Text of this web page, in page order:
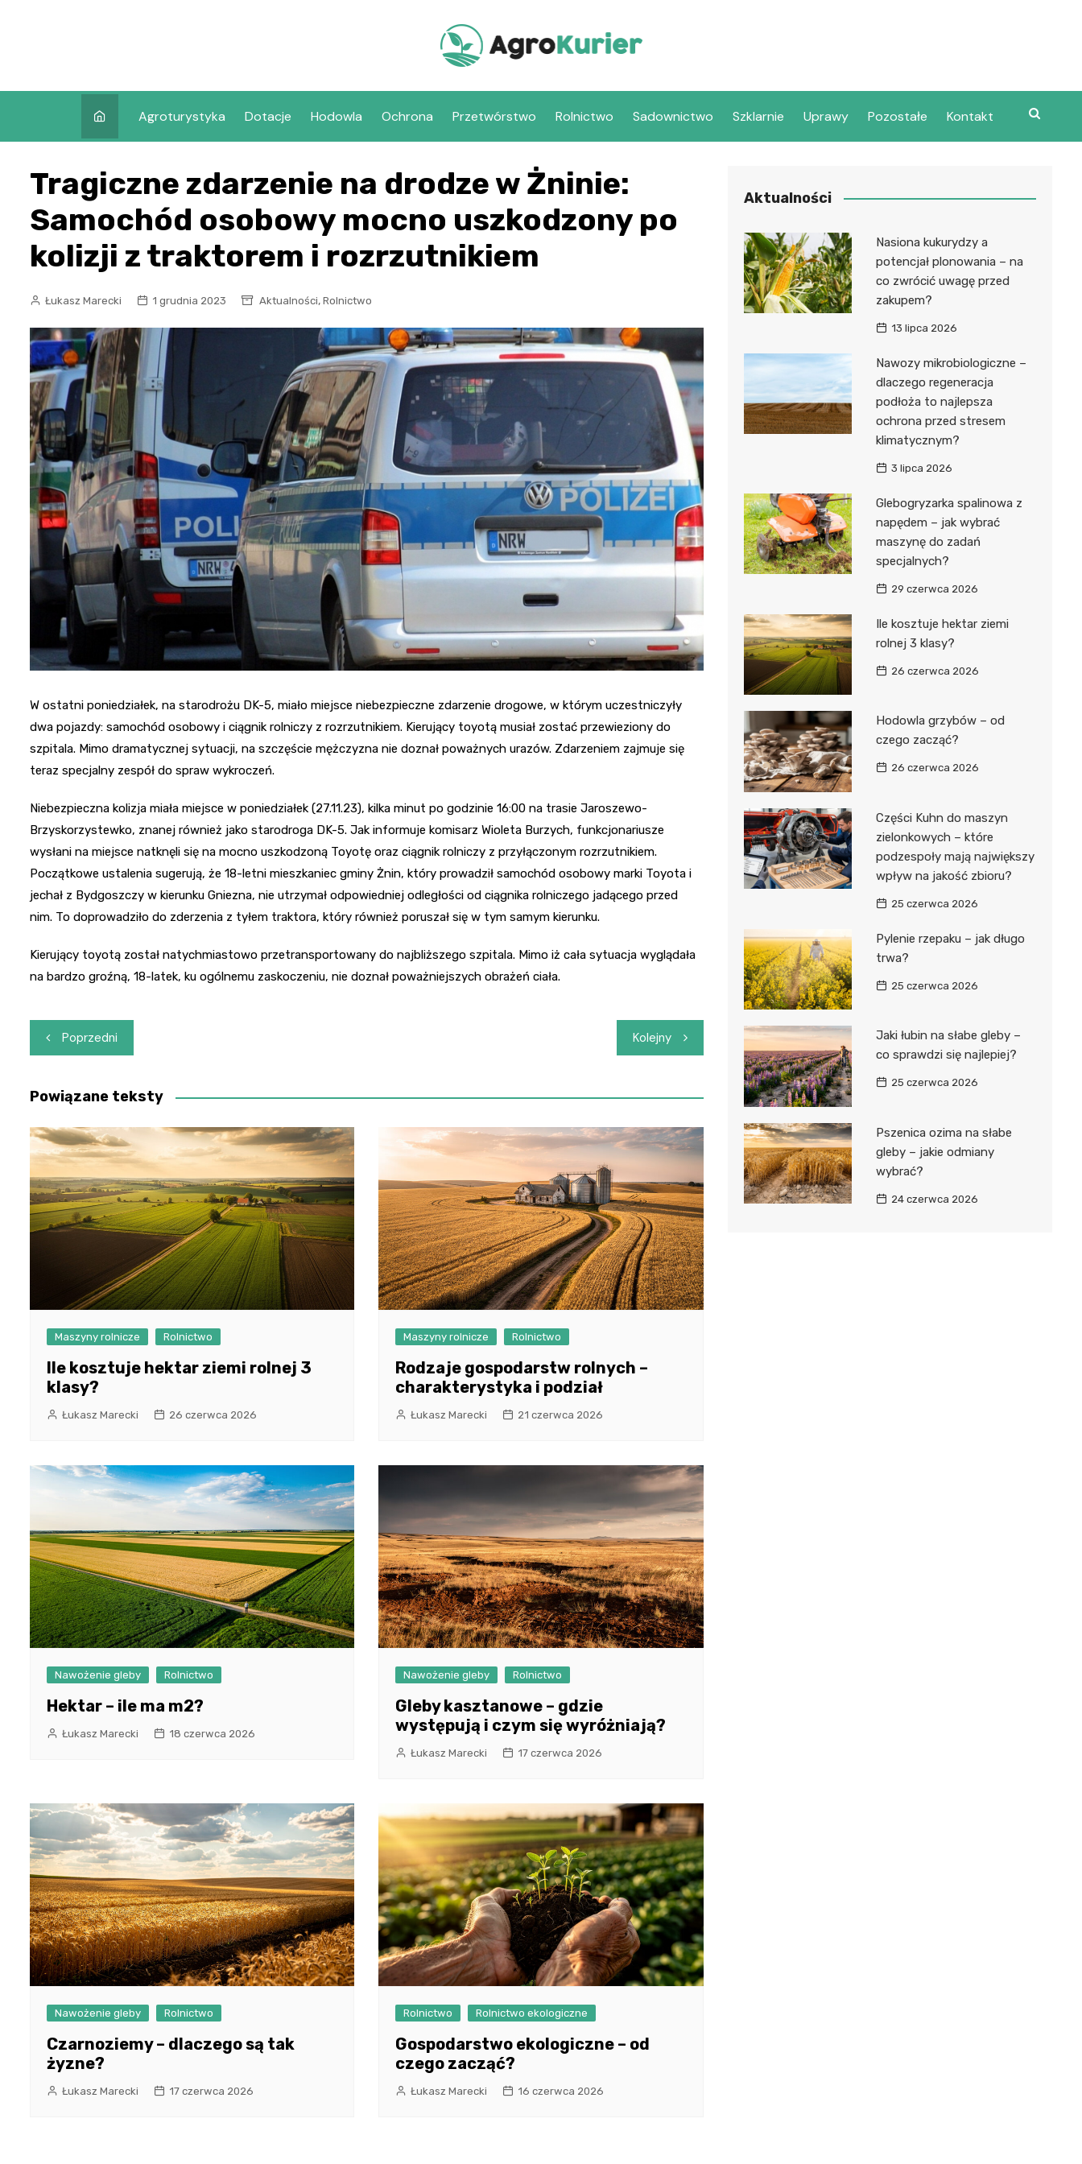
Agroturystyka Dotacje Hodowla Ochrona Przetwórstwo Rolnictwo Sadownictwo Szklarnie Uprawy Pozostałe Kontakt
Tragiczne zdarzenie na drodze w Żninie:
Samochód osobowy mocno uszkodzony po
kolizji z traktorem i rozrzutnikiem
Łukasz Marecki 1 grudnia 2023 Aktualności, Rolnictwo
W ostatni poniedziałek, na starodrożu DK-5, miało miejsce niebezpieczne zdarzenie drogowe, w którym uczestniczyły
dwa pojazdy: samochód osobowy i ciągnik rolniczy z rozrzutnikiem. Kierujący toyotą musiał zostać przewieziony do
szpitala. Mimo dramatycznej sytuacji, na szczęście mężczyzna nie doznał poważnych urazów. Zdarzeniem zajmuje się
teraz specjalny zespół do spraw wykroczeń.
Niebezpieczna kolizja miała miejsce w poniedziałek (27.11.23), kilka minut po godzinie 16:00 na trasie Jaroszewo-
Brzyskorzystewko, znanej również jako starodroga DK-5. Jak informuje komisarz Wioleta Burzych, funkcjonariusze
wysłani na miejsce natknęli się na mocno uszkodzoną Toyotę oraz ciągnik rolniczy z przyłączonym rozrzutnikiem.
Początkowe ustalenia sugerują, że 18-letni mieszkaniec gminy Żnin, który prowadził samochód osobowy marki Toyota i
jechał z Bydgoszczy w kierunku Gniezna, nie utrzymał odpowiedniej odległości od ciągnika rolniczego jadącego przed
nim. To doprowadziło do zderzenia z tyłem traktora, który również poruszał się w tym samym kierunku.
Kierujący toyotą został natychmiastowo przetransportowany do najbliższego szpitala. Mimo iż cała sytuacja wyglądała
na bardzo groźną, 18-latek, ku ogólnemu zaskoczeniu, nie doznał poważniejszych obrażeń ciała.
Nawigacja
wpisu
Poprzedni Kolejny
Powiązane teksty
Maszyny rolnicze Rolnictwo
Ile kosztuje hektar ziemi rolnej 3
klasy?
Łukasz Marecki 26 czerwca 2026
Maszyny rolnicze Rolnictwo
Rodzaje gospodarstw rolnych –
charakterystyka i podział
Łukasz Marecki 21 czerwca 2026
Nawożenie gleby Rolnictwo
Hektar – ile ma m2?
Łukasz Marecki 18 czerwca 2026
Nawożenie gleby Rolnictwo
Gleby kasztanowe – gdzie
występują i czym się wyróżniają?
Łukasz Marecki 17 czerwca 2026
Nawożenie gleby Rolnictwo
Czarnoziemy – dlaczego są tak
żyzne?
Łukasz Marecki 17 czerwca 2026
Rolnictwo Rolnictwo ekologiczne
Gospodarstwo ekologiczne – od
czego zacząć?
Łukasz Marecki 16 czerwca 2026
Aktualności
Nasiona kukurydzy a
potencjał plonowania – na
co zwrócić uwagę przed
zakupem?
13 lipca 2026
Nawozy mikrobiologiczne –
dlaczego regeneracja
podłoża to najlepsza
ochrona przed stresem
klimatycznym?
3 lipca 2026
Glebogryzarka spalinowa z
napędem – jak wybrać
maszynę do zadań
specjalnych?
29 czerwca 2026
Ile kosztuje hektar ziemi
rolnej 3 klasy?
26 czerwca 2026
Hodowla grzybów – od
czego zacząć?
26 czerwca 2026
Części Kuhn do maszyn
zielonkowych – które
podzespoły mają największy
wpływ na jakość zbioru?
25 czerwca 2026
Pylenie rzepaku – jak długo
trwa?
25 czerwca 2026
Jaki łubin na słabe gleby –
co sprawdzi się najlepiej?
25 czerwca 2026
Pszenica ozima na słabe
gleby – jakie odmiany
wybrać?
24 czerwca 2026